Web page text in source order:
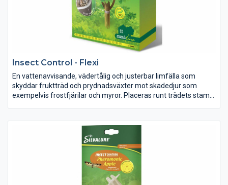
Insect Control - Flexi
En vattenavvisande, vädertålig och justerbar limfälla som
skyddar fruktträd och prydnadsväxter mot skadedjur som
exempelvis frostfjärilar och myror. Placeras runt trädets stam